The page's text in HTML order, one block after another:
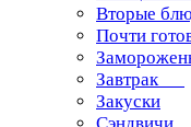
Вторые
Почти
Завтрак
Закуски